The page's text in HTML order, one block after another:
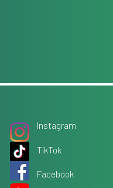
Instagram
TikTok
Facebook